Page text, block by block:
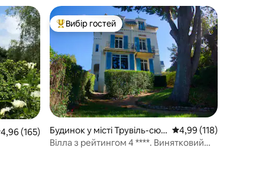
оцінка: 4,96 з 5, відгуки: 165
4,96 (165)
Топ вибір гостей
Вибір гостей
Будинок у місті Трувіль-сюр
-Мер
Середня оцінка: 4,99
4,99 (118)
Вілла з рейтингом 4 ****. Винятковий